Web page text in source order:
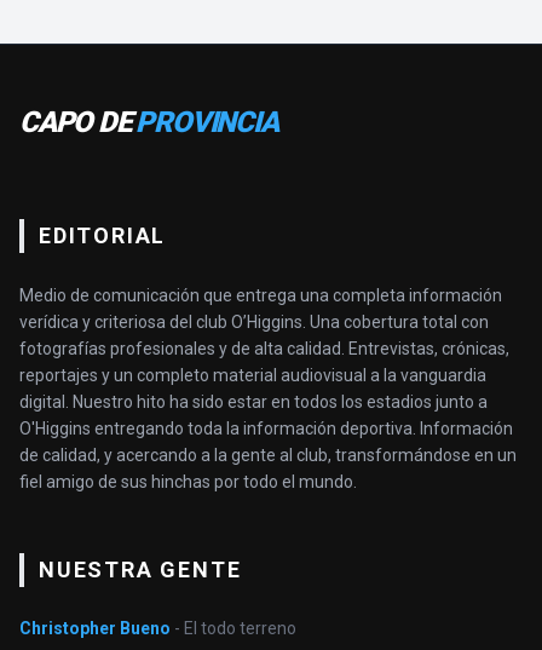
CAPO DEPROVINCIA
EDITORIAL
Medio de comunicación que entrega una completa información
verídica y criteriosa del club O’Higgins. Una cobertura total con
fotografías profesionales y de alta calidad. Entrevistas, crónicas,
reportajes y un completo material audiovisual a la vanguardia
digital. Nuestro hito ha sido estar en todos los estadios junto a
O'Higgins entregando toda la información deportiva. Información
de calidad, y acercando a la gente al club, transformándose en un
fiel amigo de sus hinchas por todo el mundo.
NUESTRA GENTE
Christopher Bueno - El todo terreno